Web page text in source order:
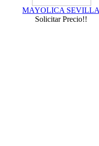
MAYOLICA
Solicitar Precio!!